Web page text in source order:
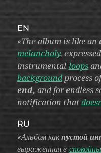
EN
«The album is like an
melancholy,
instrumental loops
backgroundprocess
end, and for endless
notification that
RU
«Альбом какпустой
выраженная в